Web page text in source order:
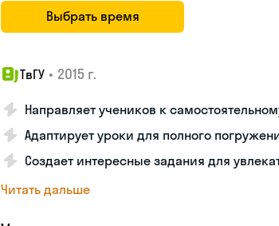
Выбрать время
ТвГУ • 2015 г.
Направляет учеников к
Адаптирует уроки для полного
Создает интересные задания для
Читать дальше